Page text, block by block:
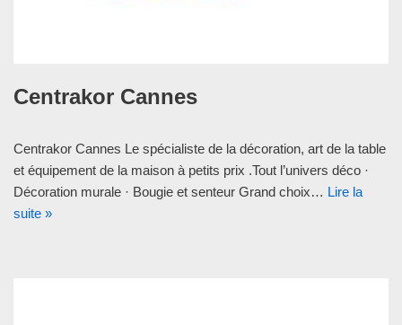
Centrakor Cannes
Centrakor Cannes Le spécialiste de la décoration, art de la table
et équipement de la maison à petits prix .Tout l’univers déco ·
Décoration murale · Bougie et senteur Grand choix… Lire la
suite »